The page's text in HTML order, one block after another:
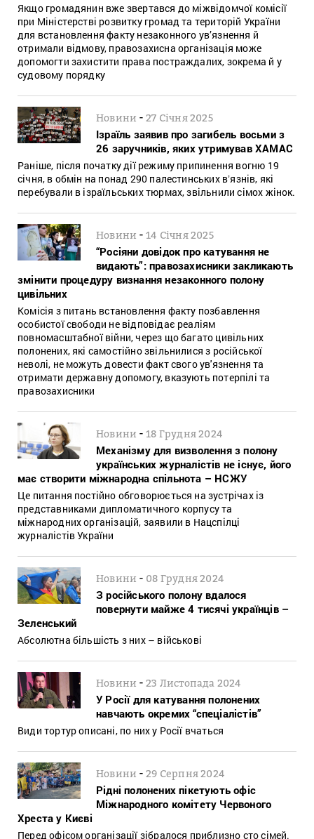
Якщо громадянин вже звертався до міжвідомчої комісії
при Міністерстві розвитку громад та територій України
для встановлення факту незаконного ув’язнення й
отримали відмову, правозахисна організація може
допомогти захистити права постраждалих, зокрема й у
судовому порядку
Новини -27 Січня 2025
Ізраїль заявив про загибель восьми з
26 заручників, яких утримував ХАМАС
Раніше, після початку дії режиму припинення вогню 19
січня, в обмін на понад 290 палестинських вʼязнів, які
перебували в ізраїльських тюрмах, звільнили сімох жінок.
Новини -14 Січня 2025
“Росіяни довідок про катування не
видають”: правозахисники закликають
змінити процедуру визнання незаконного полону
цивільних
Комісія з питань встановлення факту позбавлення
особистої свободи не відповідає реаліям
повномасштабної війни, через що багато цивільних
полонених, які самостійно звільнилися з російської
неволі, не можуть довести факт свого ув'язнення та
отримати державну допомогу, вказують потерпілі та
правозахисники
Новини -18 Грудня 2024
Механізму для визволення з полону
українських журналістів не існує, його
має створити міжнародна спільнота – НСЖУ
Це питання постійно обговорюється на зустрічах із
представниками дипломатичного корпусу та
міжнародних організацій, заявили в Нацспілці
журналістів України
Новини - 08 Грудня 2024
З російського полону вдалося
повернути майже 4 тисячі українців –
Зеленський
Абсолютна більшість з них – військові
Новини -23 Листопада 2024
У Росії для катування полонених
навчають окремих “спеціалістів”
Види тортур описані, по них у Росії вчаться
Новини -29 Серпня 2024
Рідні полонених пікетують офіс
Міжнародного комітету Червоного
Хреста у Києві
Перед офісом організації зібралося приблизно сто сімей.